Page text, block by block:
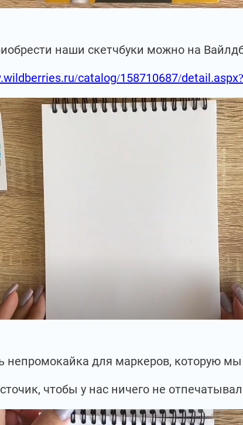
наши скетчбуки можно на
catalog/158710687/
непромокайка для маркеров, которую
чтобы у нас ничего не